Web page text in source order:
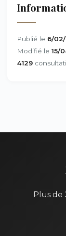
Publié le 6/
Modifié le 15/
4129
Plus de